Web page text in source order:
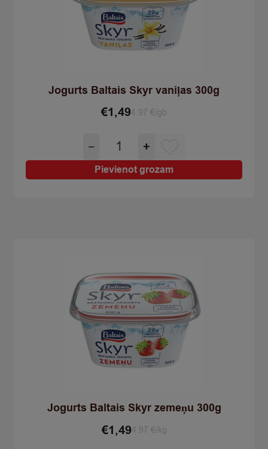
Jogurts Baltais Skyr vaniļas 300g
€1,494.97 €/gb
−
Jogurts
Baltais
Skyr
vaniļas
+
Pievienot grozam
Jogurts Baltais Skyr zemeņu 300g
€1,494.97 €/kg